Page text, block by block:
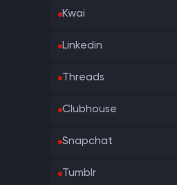
Kwai
Linkedin
Threads
Clubhouse
Snapchat
Tumblr